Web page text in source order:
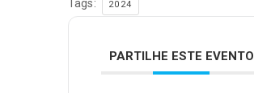
Tags: 2024
PARTILHE ESTE EVENTO